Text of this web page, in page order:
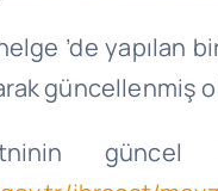
’de yapılan
güncellenmiş
güncel